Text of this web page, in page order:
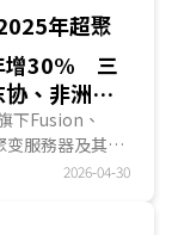
达100万颗，
形。值得注意
定位为特定推
容量存儲器协
年超聚
增30% 三
、非洲、
下Fusion、
服務器及其零
产」搭配「区域
2026-04-30